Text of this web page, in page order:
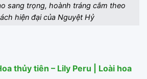
sang trọng, hoành tráng cắm theo
hiện đại của Nguyệt Hỷ
thủy tiên – Lily Peru | Loài hoa